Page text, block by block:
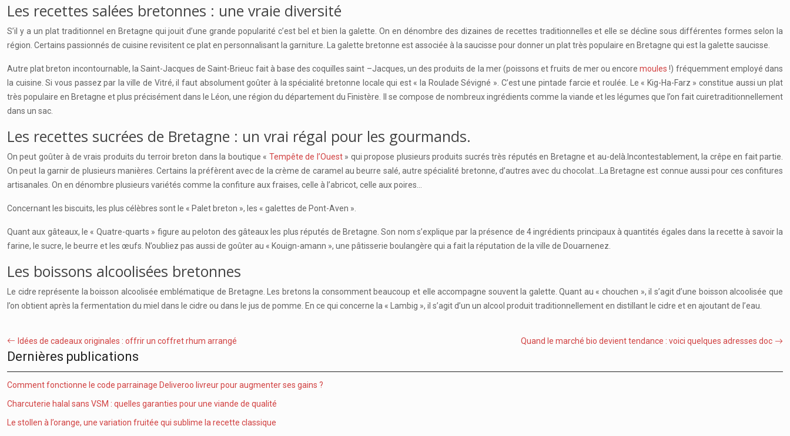
Les recettes salées bretonnes : une vraie diversité
S’il y a un plat traditionnel en Bretagne qui jouit d’une grande popularité c’est bel et bien la galette. On en dénombre des dizaines de recettes traditionnelles et elle se décline sous différentes formes selon la
région. Certains passionnés de cuisine revisitent ce plat en personnalisant la garniture. La galette bretonne est associée à la saucisse pour donner un plat très populaire en Bretagne qui est la galette saucisse.
Autre plat breton incontournable, la Saint-Jacques de Saint-Brieuc fait à base des coquilles saint –Jacques, un des produits de la mer (poissons et fruits de mer ou encoremoules !) fréquemment employé dans
la cuisine. Si vous passez par la ville de Vitré, il faut absolument goûter à la spécialité bretonne locale qui est « la Roulade Sévigné ». C’est une pintade farcie et roulée. Le « Kig-Ha-Farz » constitue aussi un plat
très populaire en Bretagne et plus précisément dans le Léon, une région du département du Finistère. Il se compose de nombreux ingrédients comme la viande et les légumes que l’on fait cuiretraditionnellement
dans un sac.
Les recettes sucrées de Bretagne : un vrai régal pour les gourmands.
On peut goûter à de vrais produits du terroir breton dans la boutique « Tempête de l’Ouest » qui propose plusieurs produits sucrés très réputés en Bretagne et au-delà.Incontestablement, la crêpe en fait partie.
On peut la garnir de plusieurs manières. Certains la préfèrent avec de la crème de caramel au beurre salé, autre spécialité bretonne, d’autres avec du chocolat…La Bretagne est connue aussi pour ces confitures
artisanales. On en dénombre plusieurs variétés comme la confiture aux fraises, celle à l’abricot, celle aux poires…
Concernant les biscuits, les plus célèbres sont le « Palet breton », les « galettes de Pont-Aven ».
Quant aux gâteaux, le « Quatre-quarts » figure au peloton des gâteaux les plus réputés de Bretagne. Son nom s’explique par la présence de 4 ingrédients principaux à quantités égales dans la recette à savoir la
farine, le sucre, le beurre et les œufs. N’oubliez pas aussi de goûter au « Kouign-amann », une pâtisserie boulangère qui a fait la réputation de la ville de Douarnenez.
Les boissons alcoolisées bretonnes
Le cidre représente la boisson alcoolisée emblématique de Bretagne. Les bretons la consomment beaucoup et elle accompagne souvent la galette. Quant au « chouchen », il s’agit d’une boisson alcoolisée que
l’on obtient après la fermentation du miel dans le cidre ou dans le jus de pomme. En ce qui concerne la « Lambig », il s’agit d’un un alcool produit traditionnellement en distillant le cidre et en ajoutant de l’eau.
Idées de cadeaux originales : offrir un coffret rhum arrangé Quand le marché bio devient tendance : voici quelques adresses doc
Dernières publications
Comment fonctionne le code parrainage Deliveroo livreur pour augmenter ses gains ?
Charcuterie halal sans VSM : quelles garanties pour une viande de qualité
Le stollen à l’orange, une variation fruitée qui sublime la recette classique